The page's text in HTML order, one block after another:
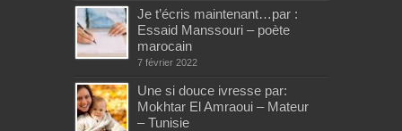
Je t’écris maintenant…par :
Essaid Manssouri – poète
marocain
7 février 2022
Une si douce ivresse par:
Mokhtar El Amraoui – Mateur
– Tunisie